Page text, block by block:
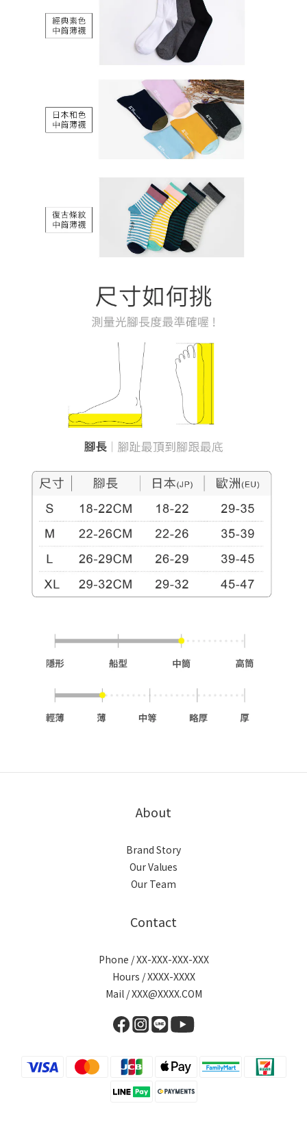
About
Brand Story
Our Values
Our Team
Contact
Phone / XX-XXX-XXX-XXX
Hours / XXXX-XXXX
Mail / XXX@XXXX.COM